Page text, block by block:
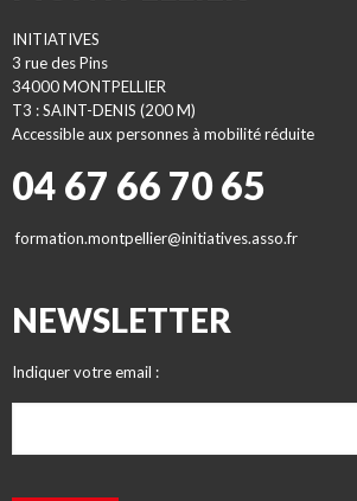
INITIATIVES
3 rue des Pins
34000 MONTPELLIER
T3 : SAINT-DENIS (200 M)
Accessible aux personnes à mobilité réduite
04 67 66 70 65
formation.montpellier@initiatives.asso.fr
NEWSLETTER
Indiquer votre email :